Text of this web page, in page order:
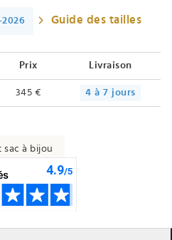
Guide des tailles
Prix Livraison
345 € 4 à 7 jours
sac à bijou